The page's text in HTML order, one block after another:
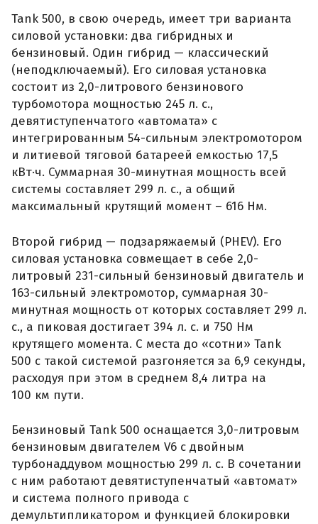
Tank 500, в свою очередь, имеет три варианта
силовой установки: два гибридных и
бензиновый. Один гибрид — классический
(неподключаемый). Его силовая установка
состоит из 2,0-литрового бензинового
турбомотора мощностью 245 л. с.,
девятиступенчатого «автомата» с
интегрированным 54-сильным электромотором
и литиевой тяговой батареей емкостью 17,5
кВт·ч. Суммарная 30-минутная мощность всей
системы составляет 299 л. с., а общий
максимальный крутящий момент – 616 Нм.
Второй гибрид — подзаряжаемый (PHEV). Его
силовая установка совмещает в себе 2,0-
литровый 231-сильный бензиновый двигатель и
163-сильный электромотор, суммарная 30-
минутная мощность от которых составляет 299 л.
с., а пиковая достигает 394 л. с. и 750 Нм
крутящего момента. С места до «сотни» Tank
500 с такой системой разгоняется за 6,9 секунды,
расходуя при этом в среднем 8,4 литра на
100 км пути.
Бензиновый Tank 500 оснащается 3,0-литровым
бензиновым двигателем V6 с двойным
турбонаддувом мощностью 299 л. с. В сочетании
с ним работают девятиступенчатый «автомат»
и система полного привода с
демультипликатором и функцией блокировки